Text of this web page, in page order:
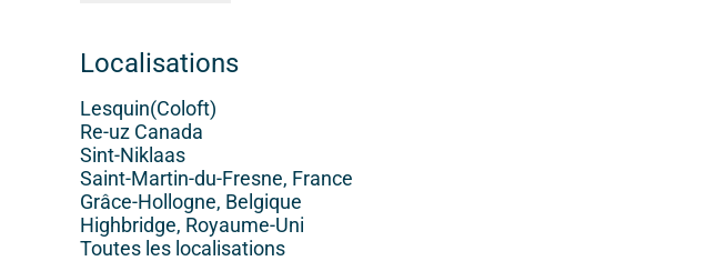
Localisations
Lesquin(Coloft)
Re-uz Canada
Sint-Niklaas
Saint-Martin-du-Fresne, France
Grâce-Hollogne, Belgique
Highbridge, Royaume-Uni
Toutes les localisations